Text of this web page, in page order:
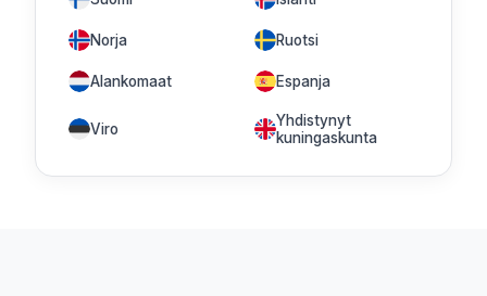
Norja Ruotsi
Alankomaat Espanja
Viro
Yhdistynyt
kuningaskunta